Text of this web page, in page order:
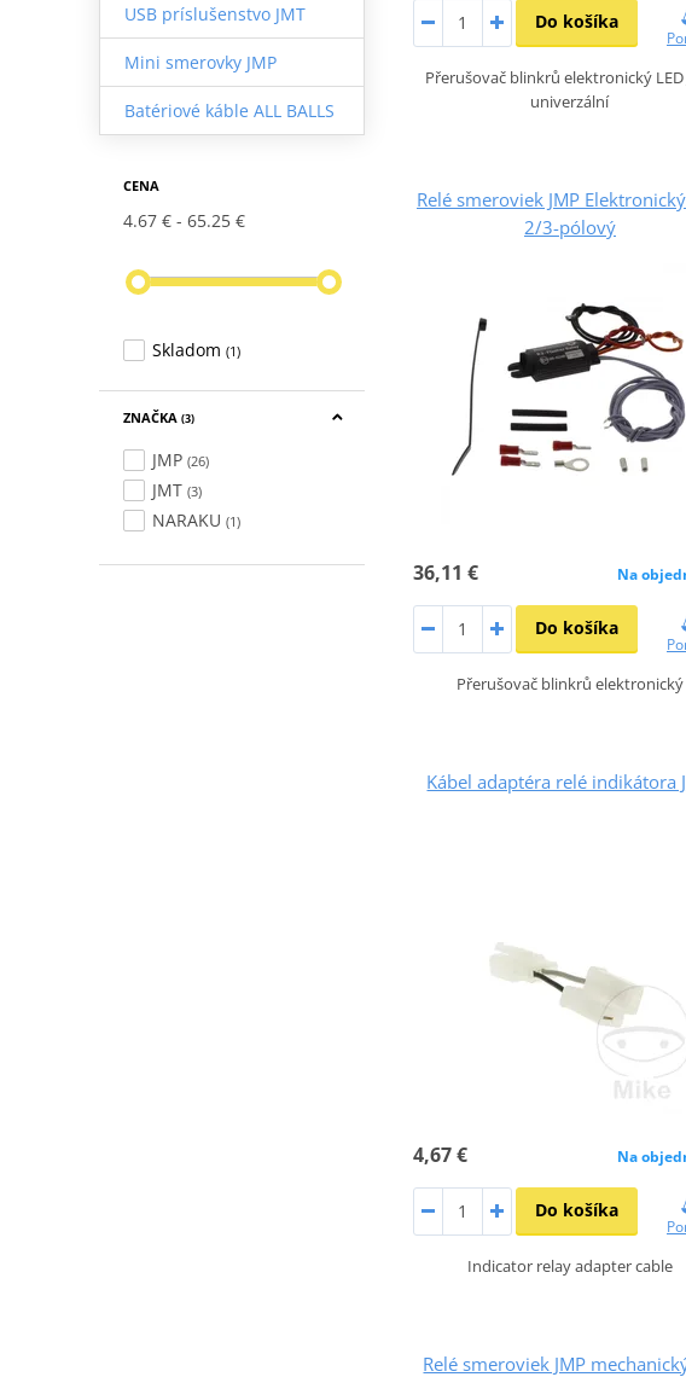
USB príslušenstvo JMT
Mini smerovky JMP
Batériové káble ALL BALLS
CENA
4.67 € 65.25 €
Skladom (1)
ZNAČKA (3)
JMP (26)
JMT (3)
NARAKU (1)
Do košíka
Přerušovač blinkrů elektronický LED
univerzální
Relé smeroviek JMP
2/3-pólový
36,11 € Na
Do košíka
Přerušovač blinkrů elektronický
Kábel adaptéra relé indikátora
4,67 € Na
Do košíka
Indicator relay adapter cable
Relé smeroviek JMP